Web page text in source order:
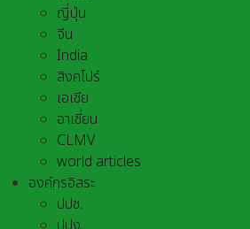
ญี่ปุ่น
จีน
India
สิงคโปร์
เอเชีย
อาเชี่ยน
CLMV
world articles
องค์กรอิสระ
ปปช.